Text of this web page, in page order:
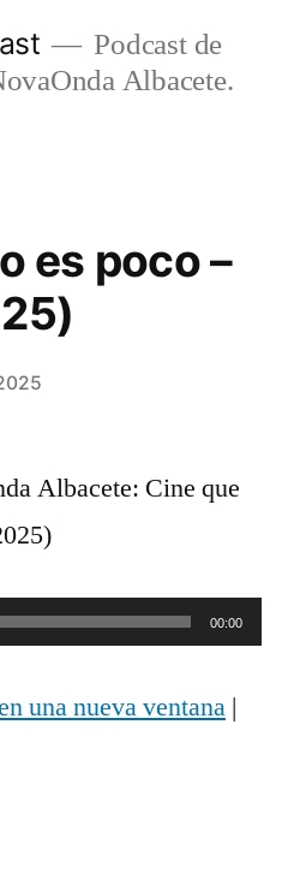
Podcast de
Albacete.
es poco –
Albacete: Cine que
00:00
una nueva ventana |